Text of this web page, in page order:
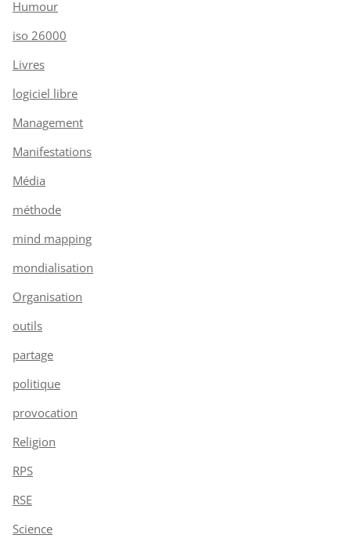
Humour
iso 26000
Livres
logiciel libre
Management
Manifestations
Média
méthode
mind mapping
mondialisation
Organisation
outils
partage
politique
provocation
Religion
RPS
RSE
Science